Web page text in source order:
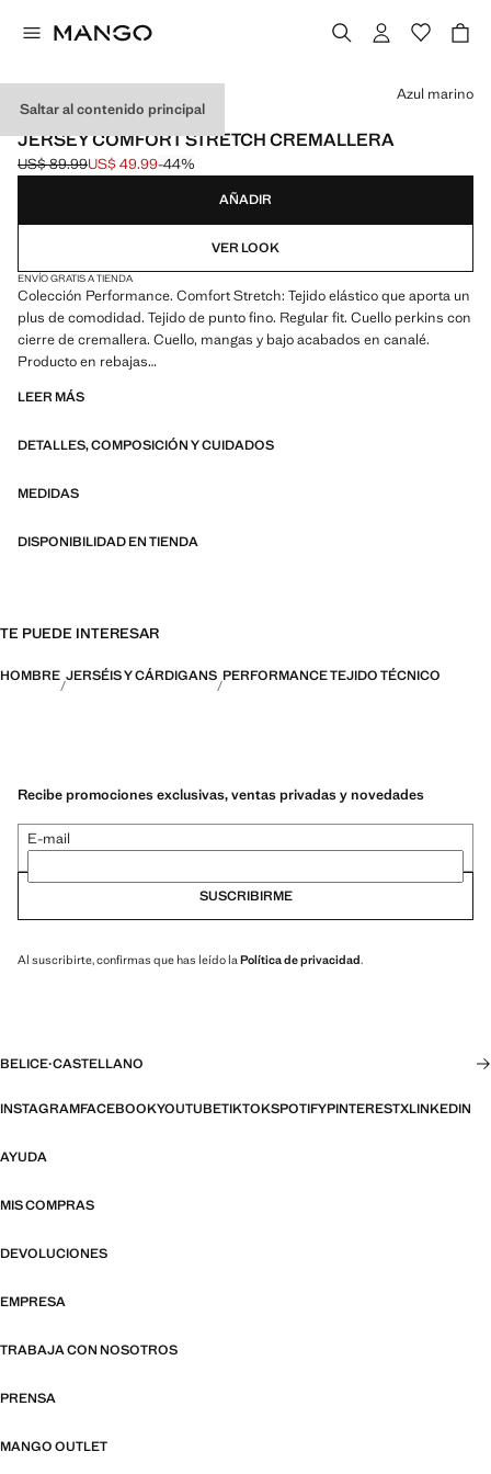
Saltar al contenido principal
PERFORMANCE
JERSEY COMFORT STRETCH CREMALLERA
Precio inicial tachado [US$ 89.99 ]
US$ 89.99
Precio actual [US$ 49.99 ]
US$ 49.99-44%
Selecciona un color
Azul marino
AÑADIR
VER LOOK
ENVÍO GRATIS A TIENDA
Colección Performance. Comfort Stretch: Tejido elástico que aporta un
plus de comodidad. Tejido de punto fino. Regular fit. Cuello perkins con
cierre de cremallera. Cuello, mangas y bajo acabados en canalé.
Producto en rebajas
PERFORMANCE: Una colección de prendas confeccionadas con
características avanzadas como tejidos bi-stretch, de secado rápido,
organizadas en tres categorías generales: Termorregulador, Funcional
LEER MÁS
DETALLES, COMPOSICIÓN Y CUIDADOS
MEDIDAS
DISPONIBILIDAD EN TIENDA
TE PUEDE INTERESAR
HOMBRE JERSÉIS Y CÁRDIGANS PERFORMANCE TEJIDO TÉCNICO
Recibe promociones exclusivas, ventas privadas y novedades
E-mail
SUSCRIBIRME
Al suscribirte, confirmas que has leído la Política de privacidad.
BELICE·CASTELLANO
INSTAGRAMFACEBOOKYOUTUBETIKTOKSPOTIFYPINTERESTXLINKEDIN
AYUDA
MIS COMPRAS
DEVOLUCIONES
EMPRESA
TRABAJA CON NOSOTROS
PRENSA
MANGO OUTLET